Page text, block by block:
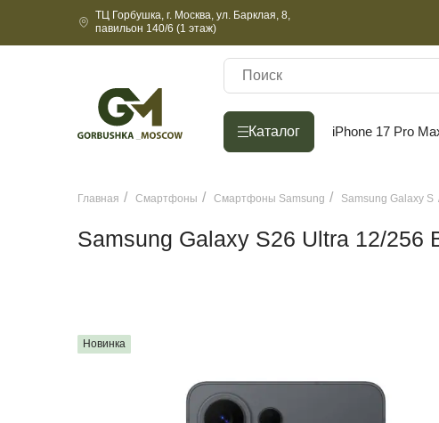
ТЦ Горбушка, г. Москва, ул. Барклая, 8,
павильон 140/6 (1 этаж)
Каталог iPhone 17 Pro
Главная Смартфоны Смартфоны Samsung Samsung Galaxy S
Samsung Galaxy S26 Ultra 12/256
Новинка